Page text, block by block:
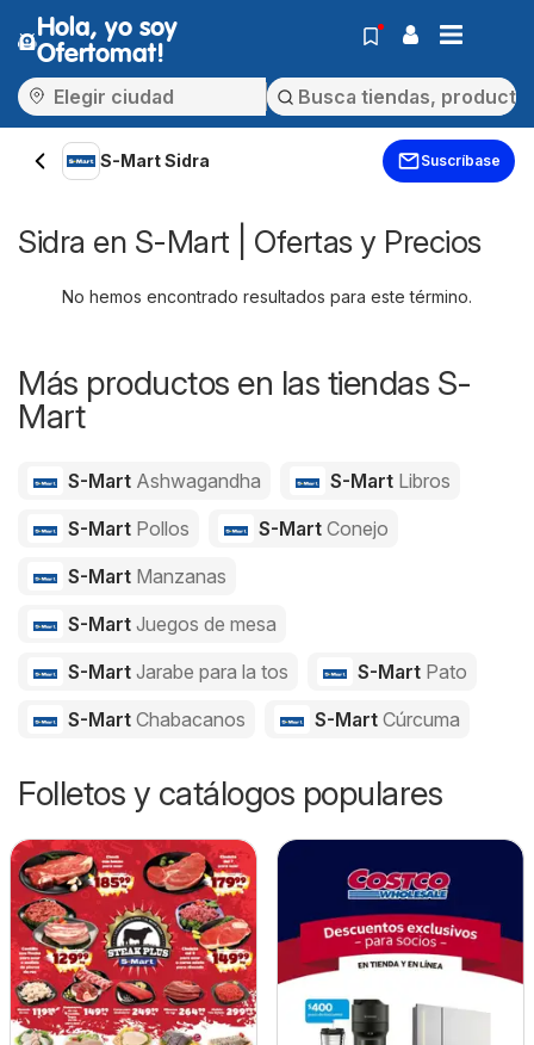
Hola, yo soy
Ofertomat!
S-Mart Sidra Suscríbase
Sidra en S-Mart | Ofertas y Precios
No hemos encontrado resultados para este término.
Más productos en las tiendas S-
Mart
S-Mart Ashwagandha S-Mart Libros
S-Mart Pollos S-Mart Conejo
S-Mart Manzanas
S-Mart Juegos de mesa
S-Mart Jarabe para la tos S-Mart Pato
S-Mart Chabacanos S-Mart Cúrcuma
Folletos y catálogos populares